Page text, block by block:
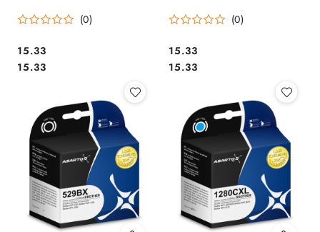
(0)
Cena:
15.33
Cena:
15.33
(0)
Cena:
15.33
Cena:
15.33